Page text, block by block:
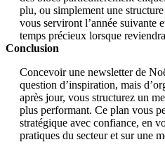
plu, ou simplement une
vous serviront l’année suivante
temps précieux lorsque
Conclusion
Concevoir une newsletter de
question d’inspiration, mais
après jour, vous structurez un
plus performant. Ce plan vous
stratégique avec confiance, en
pratiques du secteur et sur une